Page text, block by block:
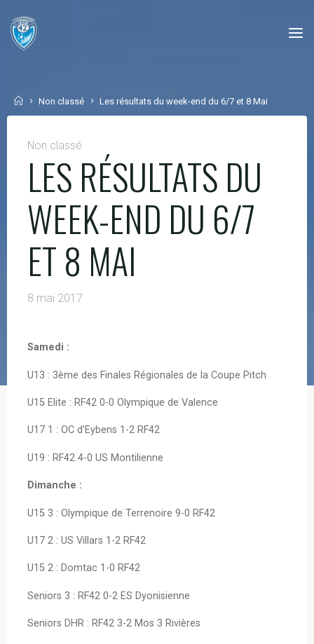
content
HomeNon classé Les résultats du week-end du 6/7 et 8 Mai
Non classé
LES RÉSULTATS DU
WEEK-END DU 6/7
ET 8 MAI
8 mai 2017
Samedi :
U13 : 3ème des Finales Régionales de la Coupe Pitch
U15 Elite : RF42 0-0 Olympique de Valence
U17 1 : OC d’Eybens 1-2 RF42
U19 : RF42 4-0 US Montilienne
Dimanche :
U15 3 : Olympique de Terrenoire 9-0 RF42
U17 2 : US Villars 1-2 RF42
U15 2 : Domtac 1-0 RF42
Seniors 3 : RF42 0-2 ES Dyonisienne
Seniors DHR : RF42 3-2 Mos 3 Rivières